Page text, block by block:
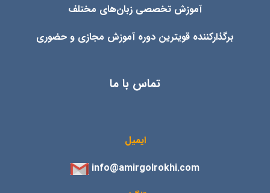
آموزش تخصصی زبان‌های مختلف
برگذارکننده قویترین دوره آموزش مجازی و حضوری
تماس با ما
ایمیل
info@amirgolrokhi.com